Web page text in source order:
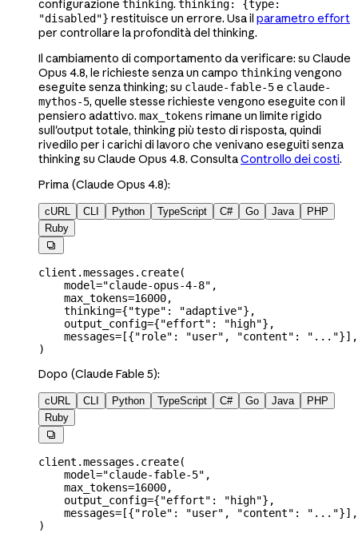
configurazione thinking. thinking: {type:
"disabled"} restituisce un errore. Usa il parametro effort
per controllare la profondità del thinking.
Il cambiamento di comportamento da verificare: su Claude
Opus 4.8, le richieste senza un campo thinkingvengono
eseguite senza thinking; su claude-fable-5e claude-
mythos-5, quelle stesse richieste vengono eseguite con il
pensiero adattivo. max_tokens rimane un limite rigido
sull'output totale, thinking più testo di risposta, quindi
rivedilo per i carichi di lavoro che venivano eseguiti senza
thinking su Claude Opus 4.8. ConsultaControllo dei costi.
Prima (Claude Opus 4.8):
cURL CLI Python TypeScript C# Go Java
PHP
Ruby

client.messages.create(
    model
="claude-opus-4-8" ,
    max_tokens
=16000,
    thinking
={"type" : "adaptive"},
    output_config
={"effort" : "high"},
    messages
= [{"role" : "user" , "content" : "..."}],
)
Dopo (Claude Fable 5):
cURL CLI Python TypeScript C# Go Java
PHP
Ruby

client.messages.create(
    model
="claude-fable-5" ,
    max_tokens
=16000,
    output_config
={"effort" : "high"},
    messages
= [{"role" : "user" , "content" : "..."}],
)